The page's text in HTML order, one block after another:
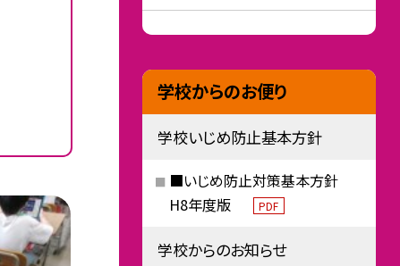
学校からのお便り
学校いじめ防止基本方針
■いじめ防止対策基本方針
H8年度版
PDF
学校からのお知らせ